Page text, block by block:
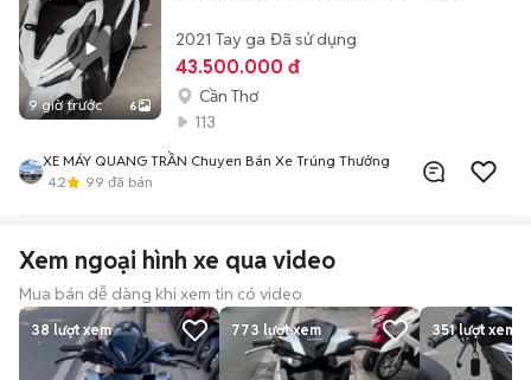
9 giờ trước 6
2021 Tay ga Đã sử dụng
43.500.000 đ
Cần Thơ
113
XE MÁY QUANG TRẦN Chuyen Bán Xe Trúng Thưởng
4.2
99 đã bán
Xem ngoại hình xe qua video
Mua bán dễ dàng khi xem tin có video
38 lượt xem 773 lượt xem 351lượt xem